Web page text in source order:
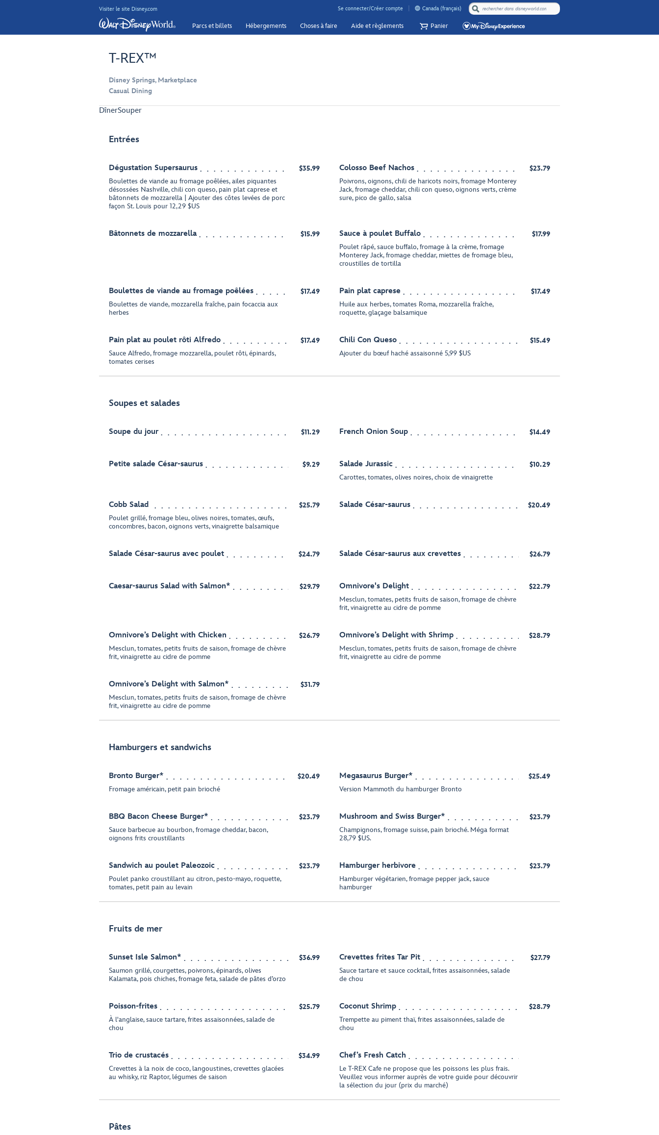
Visiter le site Disney.com Se connecter/Créer compte Canada (français)
Parcs et billets Hébergements Choses à faire Aide et règlements Panier
T-REX™
Disney Springs, Marketplace
Casual Dining
DînerSouper
Entrées
Dégustation Supersaurus
Boulettes de viande au fromage poêlées, ailes piquantes
désossées Nashville, chili con queso, pain plat caprese et
bâtonnets de mozzarella | Ajouter des côtes levées de porc
façon St. Louis pour 12,29 $US
$35.99 Colosso Beef Nachos
Poivrons, oignons, chili de haricots noirs, fromage Monterey
Jack, fromage cheddar, chili con queso, oignons verts, crème
sure, pico de gallo, salsa
$23.79
Bâtonnets de mozzarella $15.99 Sauce à poulet Buffalo
Poulet râpé, sauce buffalo, fromage à la crème, fromage
Monterey Jack, fromage cheddar, miettes de fromage bleu,
croustilles de tortilla
$17.99
Boulettes de viande au fromage poêlées
Boulettes de viande, mozzarella fraîche, pain focaccia aux
herbes
$17.49 Pain plat caprese
Huile aux herbes, tomates Roma, mozzarella fraîche,
roquette, glaçage balsamique
$17.49
Pain plat au poulet rôti Alfredo
Sauce Alfredo, fromage mozzarella, poulet rôti, épinards,
tomates cerises
$17.49 Chili Con Queso
Ajouter du bœuf haché assaisonné 5,99 $US
$15.49
Soupes et salades
Soupe du jour $11.29 French Onion Soup $14.49
Petite salade César-saurus $9.29 Salade Jurassic
Carottes, tomates, olives noires, choix de vinaigrette
$10.29
Cobb Salad
Poulet grillé, fromage bleu, olives noires, tomates, œufs,
concombres, bacon, oignons verts, vinaigrette balsamique
$25.79 Salade César-saurus $20.49
Salade César-saurus avec poulet $24.79 Salade César-saurus aux crevettes $26.79
Caesar-saurus Salad with Salmon* $29.79 Omnivore's Delight
Mesclun, tomates, petits fruits de saison, fromage de chèvre
frit, vinaigrette au cidre de pomme
$22.79
Omnivore’s Delight with Chicken
Mesclun, tomates, petits fruits de saison, fromage de chèvre
frit, vinaigrette au cidre de pomme
$26.79 Omnivore’s Delight with Shrimp
Mesclun, tomates, petits fruits de saison, fromage de chèvre
frit, vinaigrette au cidre de pomme
$28.79
Omnivore’s Delight with Salmon*
Mesclun, tomates, petits fruits de saison, fromage de chèvre
frit, vinaigrette au cidre de pomme
$31.79
Hamburgers et sandwichs
Bronto Burger*
Fromage américain, petit pain brioché
$20.49 Megasaurus Burger*
Version Mammoth du hamburger Bronto
$25.49
BBQ Bacon Cheese Burger*
Sauce barbecue au bourbon, fromage cheddar, bacon,
oignons frits croustillants
$23.79 Mushroom and Swiss Burger*
Champignons, fromage suisse, pain brioché. Méga format
28,79 $US.
$23.79
Sandwich au poulet Paleozoic
Poulet panko croustillant au citron, pesto-mayo, roquette,
tomates, petit pain au levain
$23.79 Hamburger herbivore
Hamburger végétarien, fromage pepper jack, sauce
hamburger
$23.79
Fruits de mer
Sunset Isle Salmon*
Saumon grillé, courgettes, poivrons, épinards, olives
Kalamata, pois chiches, fromage feta, salade de pâtes d’orzo
$36.99 Crevettes frites Tar Pit
Sauce tartare et sauce cocktail, frites assaisonnées, salade
de chou
$27.79
Poisson-frites
À l'anglaise, sauce tartare, frites assaisonnées, salade de
chou
$25.79 Coconut Shrimp
Trempette au piment thaï, frites assaisonnées, salade de
chou
$28.79
Trio de crustacés
Crevettes à la noix de coco, langoustines, crevettes glacées
au whisky, riz Raptor, légumes de saison
$34.99 Chef’s Fresh Catch
Le T-REX Cafe ne propose que les poissons les plus frais.
Veuillez vous informer auprès de votre guide pour découvrir
la sélection du jour (prix du marché)
Pâtes